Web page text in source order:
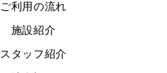
ご利用の流れ
施設紹介
スタッフ紹介